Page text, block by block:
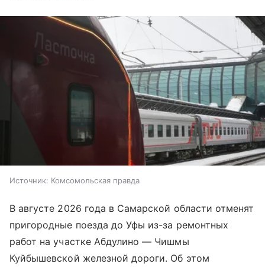
Источник: Комсомольская правда
В августе 2026 года в Самарской области отменят
пригородные поезда до Уфы из-за ремонтных
работ на участке Абдулино — Чишмы
Куйбышевской железной дороги. Об этом